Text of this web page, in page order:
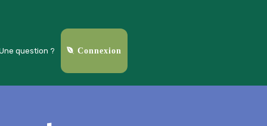
question ? Connexion